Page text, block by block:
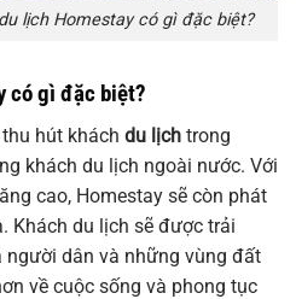
lịch Homestay có gì đặc biệt?
có gì đặc biệt?
hút khách du lịch trong
khách du lịch ngoài nước. Với
cao, Homestay sẽ còn phát
Khách du lịch sẽ được trải
người dân và những vùng đất
về cuộc sống và phong tục